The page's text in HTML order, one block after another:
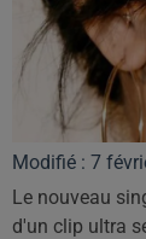
Modifié : 7
Le nouveau
d'un clip ultra